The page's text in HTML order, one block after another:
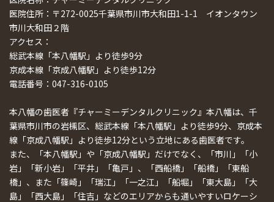
医院住所：〒272-0025千葉県市川市大和田1-1-1 イオンタウン
市川大和田２階
アクセス：
総武本線「本八幡駅」より徒歩9分
京成本線「京成八幡駅」より徒歩12分
電話番号：047-316-0105
本八幡の歯医者『チャーミーデンタルクリニック』本八幡は、千
葉県市川市の岩槻区、総武本線「本八幡駅」より徒歩9分、京成本
線「京成八幡駅」より徒歩12分という立地にある歯医者です。
また、「本八幡駅」や「京成八幡駅」だけでなく、「市川」「小
岩」「新小岩」「平井」「亀戸」、「西船橋」「船橋」「東船
橋」、また「篠崎」「瑞江」「一之江」「船堀」「東大島」「大
島」「西大島」「住吉」などのエリアからも通いやすいロケーシ